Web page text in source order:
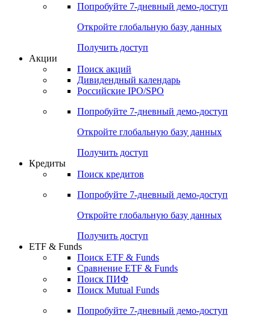
Попробуйте 7-дневный демо-доступ
Откройте глобальную базу данных
Получить доступ
Акции
Поиск акций
Дивидендный календарь
Российские IPO/SPO
Попробуйте 7-дневный демо-доступ
Откройте глобальную базу данных
Получить доступ
Кредиты
Поиск кредитов
Попробуйте 7-дневный демо-доступ
Откройте глобальную базу данных
Получить доступ
ETF & Funds
Поиск ETF & Funds
Сравнение ETF & Funds
Поиск ПИФ
Поиск Mutual Funds
Попробуйте 7-дневный демо-доступ